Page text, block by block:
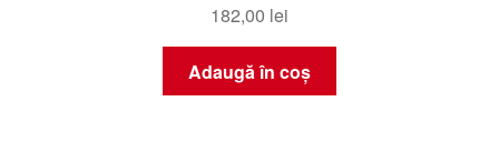
182,00 lei
Adaugă în coș